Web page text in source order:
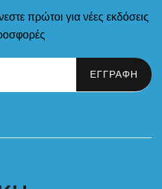
πρώτοι για νέες εκδόσεις